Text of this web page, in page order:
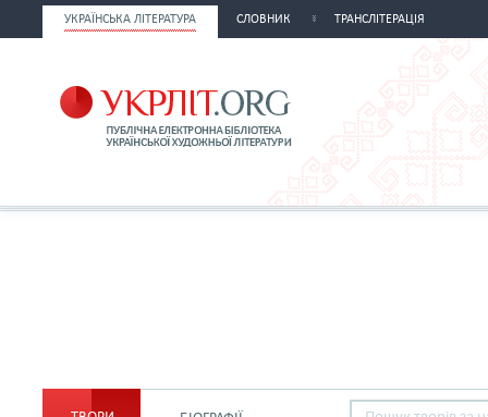
УКРАЇНСЬКА ЛІТЕРАТУРА СЛОВНИК ТРАНСЛІТЕРАЦІЯ